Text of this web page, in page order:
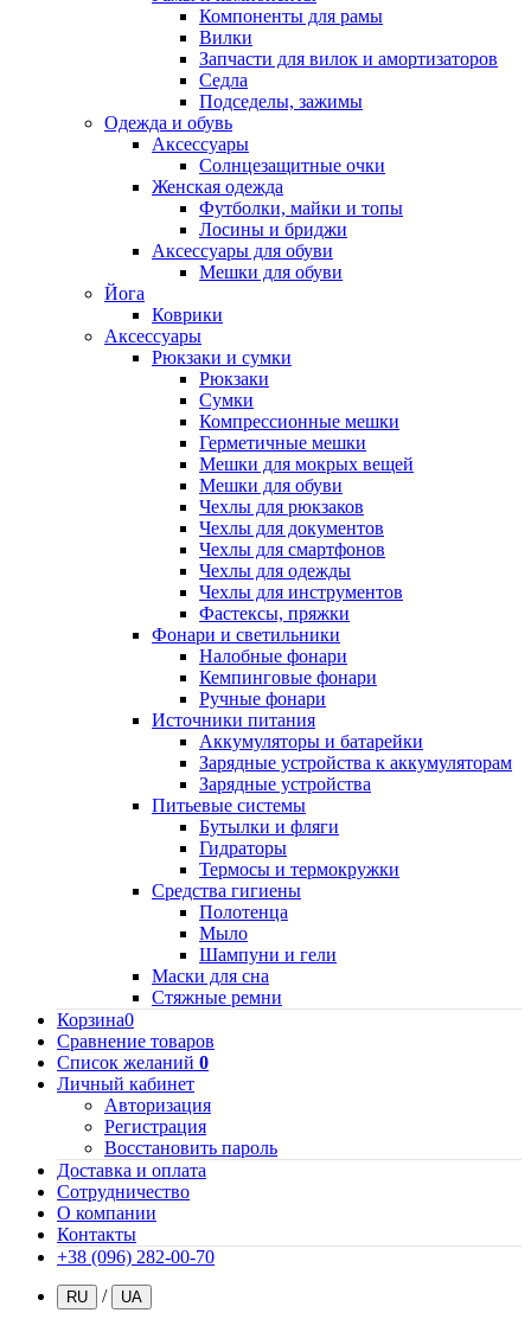
Компоненты для рамы
Вилки
Запчасти для вилок и амортизаторов
Седла
Подседелы, зажимы
Одежда и обувь
Аксессуары
Солнцезащитные очки
Женская одежда
Футболки, майки и топы
Лосины и бриджи
Аксессуары для обуви
Мешки для обуви
Йога
Коврики
Аксессуары
Рюкзаки и сумки
Рюкзаки
Сумки
Компрессионные мешки
Герметичные мешки
Мешки для мокрых вещей
Мешки для обуви
Чехлы для рюкзаков
Чехлы для документов
Чехлы для смартфонов
Чехлы для одежды
Чехлы для инструментов
Фастексы, пряжки
Фонари и светильники
Налобные фонари
Кемпинговые фонари
Ручные фонари
Источники питания
Аккумуляторы и батарейки
Зарядные устройства к аккумуляторам
Зарядные устройства
Питьевые системы
Бутылки и фляги
Гидраторы
Термосы и термокружки
Средства гигиены
Полотенца
Мыло
Шампуни и гели
Маски для сна
Стяжные ремни
Корзина0
Сравнение товаров
Список желаний 0
Личный кабинет
Авторизация
Регистрация
Восстановить пароль
Доставка и оплата
Сотрудничество
О компании
Контакты
+38 (096) 282-00-70
RU / UA